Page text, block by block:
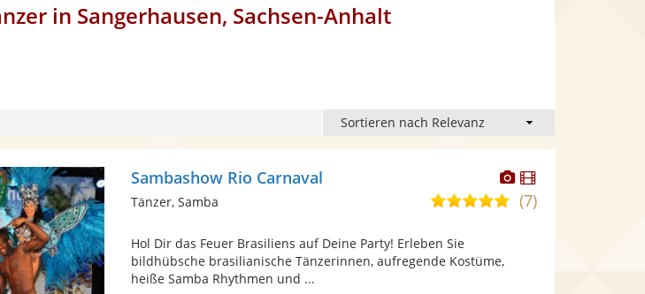
in Sangerhausen, Sachsen-Anhalt
Dieser
Künstler
stellt
Dieser
Künstler
Sambashow Rio Carnaval
4,9(7)
Tänzer, Samba
Hol Dir das Feuer Brasiliens auf Deine Party! Erleben Sie
bildhübsche brasilianische Tänzerinnen, aufregende Kostüme,
heiße Samba Rhythmen und ...